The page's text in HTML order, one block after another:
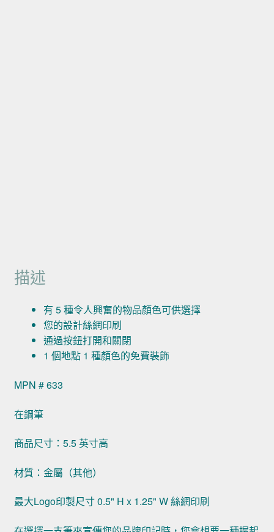
描述
有 5 種令人興奮的物品顏色可供選擇
您的設計絲網印刷
通過按鈕打開和關閉
1 個地點 1 種顏色的免費裝飾
MPN # 633
在鋼筆
商品尺寸：5.5 英寸高
材質：金屬（其他）
最大Logo印製尺寸 0.5" H x 1.25" W 絲網印刷